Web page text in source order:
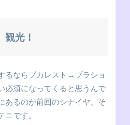
光！
るならブカレスト→ブラショ
必須になってくると思うんで
あるのが前回のシナイヤ、そ
ニです。